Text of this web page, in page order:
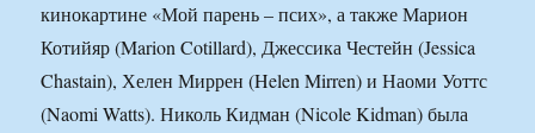
кинокартине «Мой парень – псих», а также Марион
Котийяр (Marion Cotillard), Джессика Честейн (Jessica
Chastain), Хелен Миррен (Helen Mirren) и Наоми Уоттс
(Naomi Watts). Николь Кидман (Nicole Kidman) была